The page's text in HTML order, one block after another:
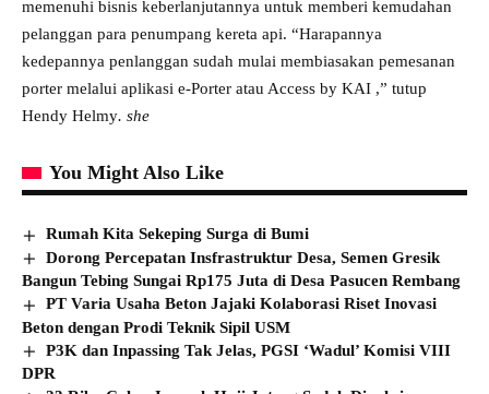
memenuhi bisnis keberlanjutannya untuk memberi kemudahan
pelanggan para penumpang kereta api. “Harapannya
kedepannya penlanggan sudah mulai membiasakan pemesanan
porter melalui aplikasi e-Porter atau Access by KAI ,” tutup
Hendy Helmy. she
You Might Also Like
Rumah Kita Sekeping Surga di Bumi
Dorong Percepatan Insfrastruktur Desa, Semen Gresik
Bangun Tebing Sungai Rp175 Juta di Desa Pasucen Rembang
PT Varia Usaha Beton Jajaki Kolaborasi Riset Inovasi
Beton dengan Prodi Teknik Sipil USM
P3K dan Inpassing Tak Jelas, PGSI ‘Wadul’ Komisi VIII
DPR